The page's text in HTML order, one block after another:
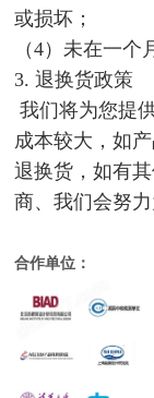
或损坏；
（4）未在一
3. 退换货政策
我们将为您提
成本较大，如
退换货，如有
商、我们会努力
合作单位：